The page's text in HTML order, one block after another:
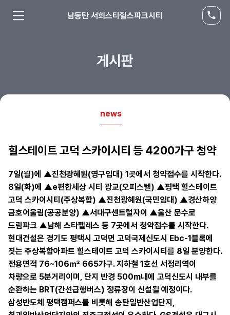
남동탄 서희스타힐스파크시티
게시판
news
힐스테이트 고덕 스카이시티 등 4200가구 청약
7일(월)에 ▲진천광혜원(영구임대) 1곳에서 청약접수를 시작한다.
8일(화)에 ▲e편한세상 시티 광교(오피스텔) ▲평택 힐스테이트
고덕 스카이시티(주상복합) ▲진천광혜원(국민임대) ▲경산하양
금호어울림(공공분양) ▲서대구센트럴자이 ▲울산 문수로
드림파크 ▲남해 스타펠레스 등 7곳에서 청약접수를 시작한다.
현대건설은 경기도 평택시 고덕면 고덕국제신도시 Ebc-1블록에
짓는 주상복합아파트 힐스테이트 고덕 스카이시티를 8일 분양한다.
전용면적 76~106㎡ 665가구. 지하철 1호선 서정리역이
차량으로 5분거리이며, 단지 반경 500m내에 고덕신도시 내부를
순환하는 BRT(간선급행버스) 정류장이 신설될 예정이다.
삼성반도체 평택캠퍼스를 비롯해 송탄일반산업단지,